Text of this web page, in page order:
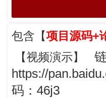
包含【项目源码+
【视频演示】
https://
码：46j3